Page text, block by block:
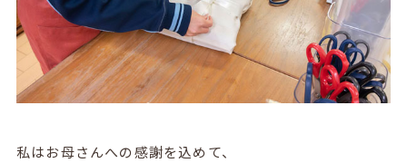
私はお母さんへの感謝を込めて、